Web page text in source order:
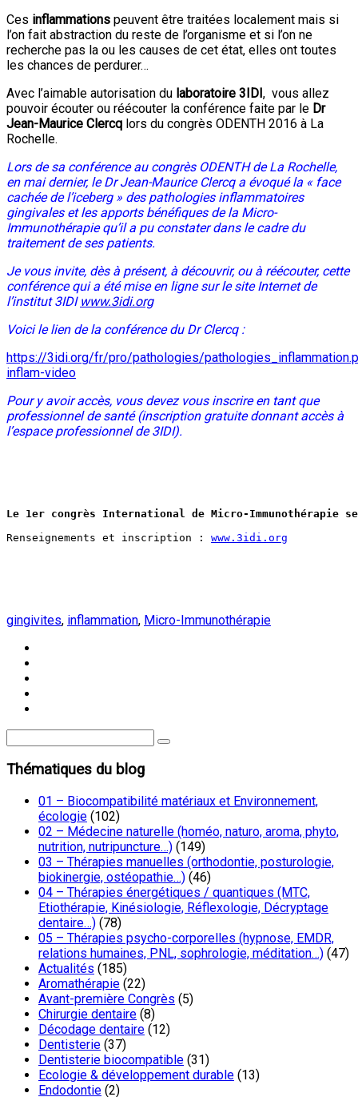
Ces inflammations peuvent être traitées localement mais si
l’on fait abstraction du reste de l’organisme et si l’on ne
recherche pas la ou les causes de cet état, elles ont toutes
les chances de perdurer…
Avec l’aimable autorisation du laboratoire 3IDI, vous allez
pouvoir écouter ou réécouter la conférence faite par le Dr
Jean-Maurice Clercq lors du congrès ODENTH 2016 à La
Rochelle.
Lors de sa conférence au congrès ODENTH de La Rochelle,
en mai dernier, le Dr Jean-Maurice Clercq a évoqué la « face
cachée de l’iceberg » des pathologies inflammatoires
gingivales et les apports bénéfiques de la Micro-
Immunothérapie qu’il a pu constater dans le cadre du
traitement de ses patients.
Je vous invite, dès à présent, à découvrir, ou à réécouter, cette
conférence qui a été mise en ligne sur le site Internet de
l’institut 3IDI www.3idi.org
Voici le lien de la conférence du Dr Clercq :
https://3idi.org/fr/pro/pathologies/
inflam-video
Pour y avoir accès, vous devez vous inscrire en tant que
professionnel de santé (inscription gratuite donnant accès à
l’espace professionnel de 3IDI).
Le 1er congrès International de Micro-Immunothérapie
Renseignements et inscription : www.3idi.org
gingivites, inflammation, Micro-Immunothérapie
Thématiques du blog
01 – Biocompatibilité matériaux et Environnement,
écologie (102)
02 – Médecine naturelle (homéo, naturo, aroma, phyto,
nutrition, nutripuncture…) (149)
03 – Thérapies manuelles (orthodontie, posturologie,
biokinergie, ostéopathie…) (46)
04 – Thérapies énergétiques / quantiques (MTC,
Etiothérapie, Kinésiologie, Réflexologie, Décryptage
dentaire…) (78)
05 – Thérapies psycho-corporelles (hypnose, EMDR,
relations humaines, PNL, sophrologie, méditation…) (47)
Actualités (185)
Aromathérapie (22)
Avant-première Congrès (5)
Chirurgie dentaire (8)
Décodage dentaire (12)
Dentisterie (37)
Dentisterie biocompatible (31)
Ecologie & développement durable (13)
Endodontie (2)